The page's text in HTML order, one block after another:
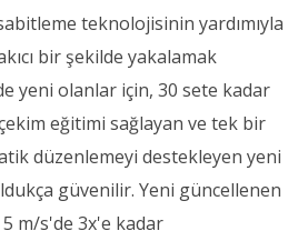
teknolojisinin yardımıyla
bir şekilde yakalamak
yeni olanlar için, 30 sete kadar
eğitimi sağlayan ve tek bir
düzenlemeyi destekleyen yeni
güvenilir. Yeni güncellenen
m/s'de 3x'e kadar